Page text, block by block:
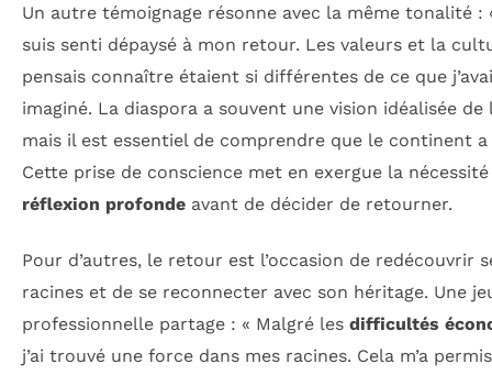
Un autre témoignage résonne avec la même tonalité :
suis senti dépaysé à mon retour. Les valeurs et la
pensais connaître étaient si différentes de ce que
imaginé. La diaspora a souvent une vision idéalisée de
mais il est essentiel de comprendre que le continent a
Cette prise de conscience met en exergue la nécessité
réflexion profonde avant de décider de retourner.
Pour d’autres, le retour est l’occasion de redécouvrir
racines et de se reconnecter avec son héritage. Une
professionnelle partage : « Malgré les difficultés
j’ai trouvé une force dans mes racines. Cela m’a